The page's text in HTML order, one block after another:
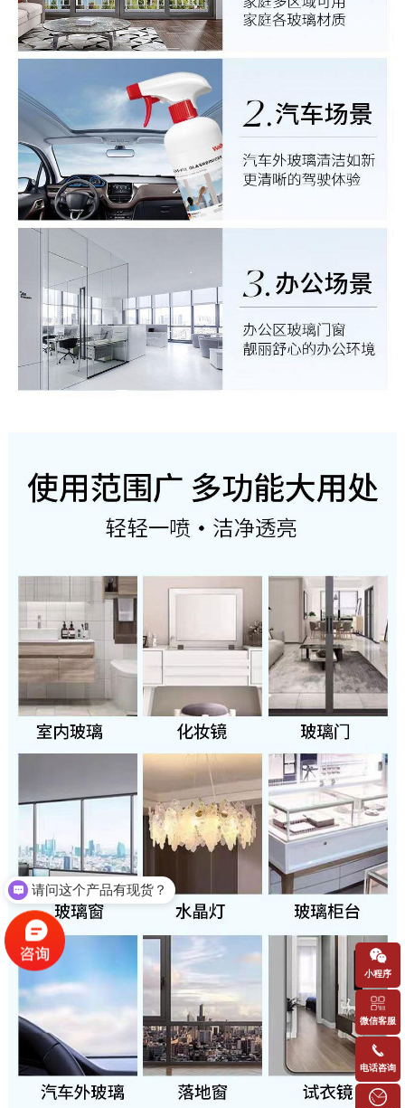
小程序
微信客服
电话咨询
我想咨询产品如何定制？